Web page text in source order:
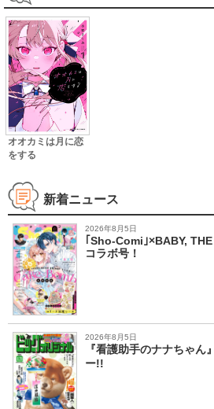
オオカミは月に恋
をする
新着ニュース
2026年8月5日
｢Sho-Comi｣×BABY,
コラボ号！
2026年8月5日
『看護助手のナナちゃん
ー!!